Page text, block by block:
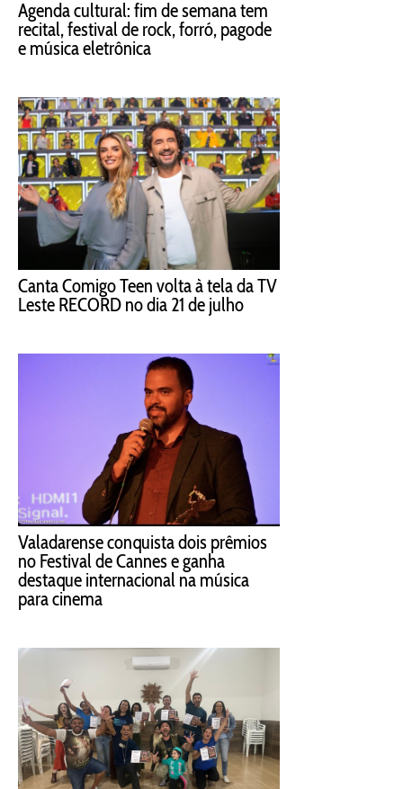
Agenda cultural: fim de semana tem
recital, festival de rock, forró, pagode
e música eletrônica
Canta Comigo Teen volta à tela da TV
Leste RECORD no dia 21 de julho
Valadarense conquista dois prêmios
no Festival de Cannes e ganha
destaque internacional na música
para cinema